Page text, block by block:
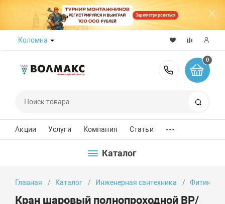
Зарегистрироваться
Коломна
8 (800)
0
Акции Услуги Компания Статьи ...
Каталог
Главная Каталог Инженерная сантехника Фитинги
Кран шаровый полнопроходной ВР/